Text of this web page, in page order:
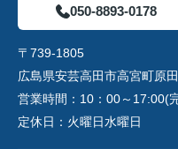
050-8893-0178
〒739-1805
広島県安芸高田市高宮町原
営業時間： 10：00～17:00(
定休日： 火曜日水曜日